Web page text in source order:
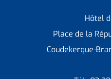
Hôtel
Place de la
Coudekerque-